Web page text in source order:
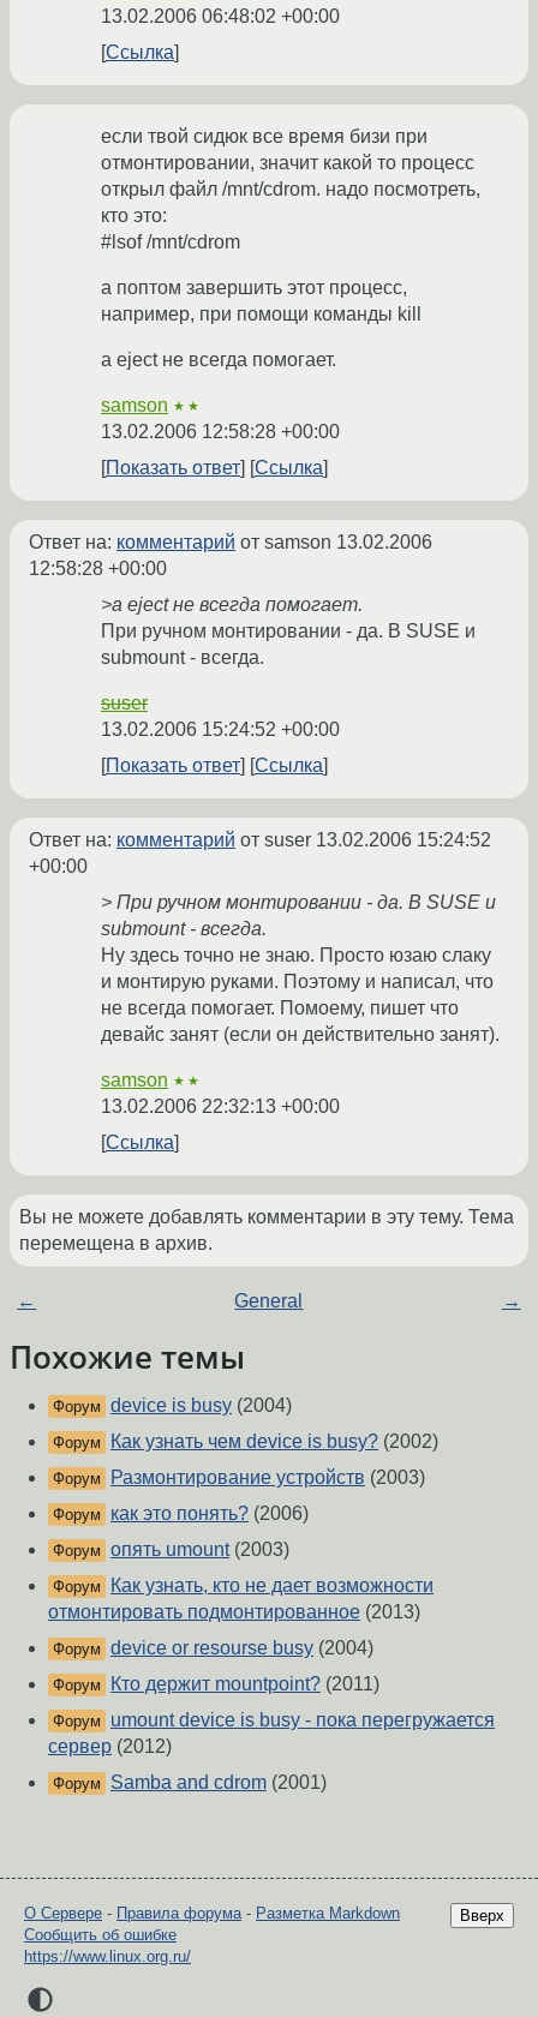
13.02.2006 06:48:02 +00:00
Ссылка
если твой сидюк все время бизи при
отмонтировании, значит какой то процесс
открыл файл /mnt/cdrom. надо посмотреть,
кто это:
#lsof /mnt/cdrom
а поптом завершить этот процесс,
например, при помощи команды kill
а eject не всегда помогает.
samson ★★
13.02.2006 12:58:28 +00:00
Показать ответ
Ссылка
Ответ на: комментарий от samson 13.02.2006
12:58:28 +00:00
>а eject не всегда помогает.
При ручном монтировании - да. В SUSE и
submount - всегда.
suser
13.02.2006 15:24:52 +00:00
Показать ответ
Ссылка
Ответ на: комментарий от suser 13.02.2006 15:24:52
+00:00
> При ручном монтировании - да. В SUSE и
submount - всегда.
Ну здесь точно не знаю. Просто юзаю слаку
и монтирую руками. Поэтому и написал, что
не всегда помогает. Помоему, пишет что
девайс занят (если он действительно занят).
samson ★★
13.02.2006 22:32:13 +00:00
Ссылка
Вы не можете добавлять комментарии в эту тему. Тема
перемещена в архив.
← General →
Похожие темы
Форум dеvice is busy (2004)
Форум Как узнать чем device is busy? (2002)
Форум Размонтирование устройств (2003)
Форум как это понять? (2006)
Форум опять umount(2003)
Форум
Как узнать, кто не дает возможности
отмонтировать подмонтированное (2013)
Форум device or resourse busy (2004)
Форум Кто держит mountpoint? (2011)
Форум
umount device is busy - пока перегружается
сервер (2012)
Форум Samba and cdrom (2001)
Вверх
О Сервере - Правила форума- Разметка Markdown
Сообщить об ошибке
https://www.linux.org.ru/